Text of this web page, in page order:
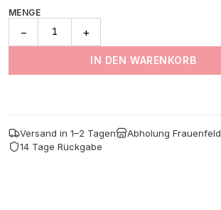
MENGE
− +
IN DEN WARENKORB
Versand in 1–2 Tagen
Abholung Frauenfeld
14 Tage Rückgabe